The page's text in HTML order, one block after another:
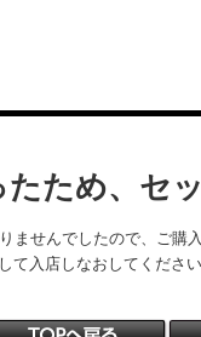
ため、セ
ませんでしたので、ご購
て入店しなおしてください